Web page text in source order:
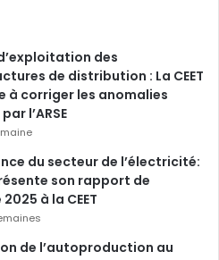
des
de distribution : La CEET
à corriger les anomalies
l’ARSE
du secteur de l’électricité:
son rapport de
à la CEET
de l’autoproduction au